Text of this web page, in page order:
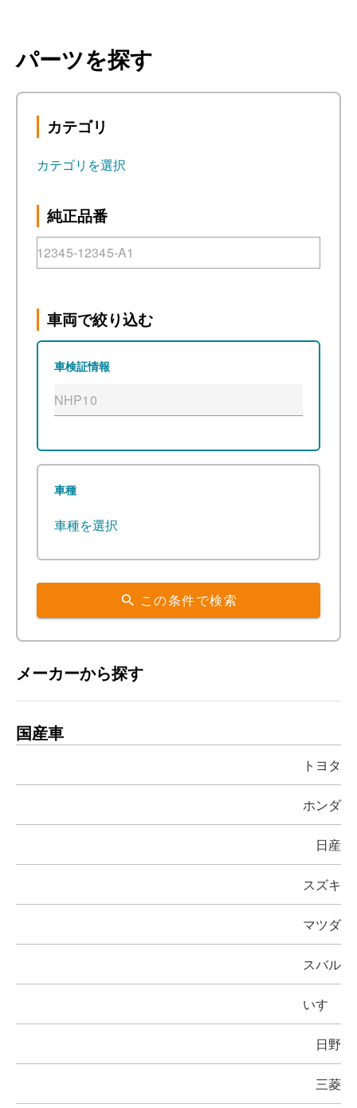
パーツを探す
カテゴリ
カテゴリを選択
純正品番
車両で絞り込む
車検証情報
車種
車種を選択
この条件で検索
メーカーから探す
国産車
トヨタ
ホンダ
日産
スズキ
マツダ
スバル
いすゞ
日野
三菱